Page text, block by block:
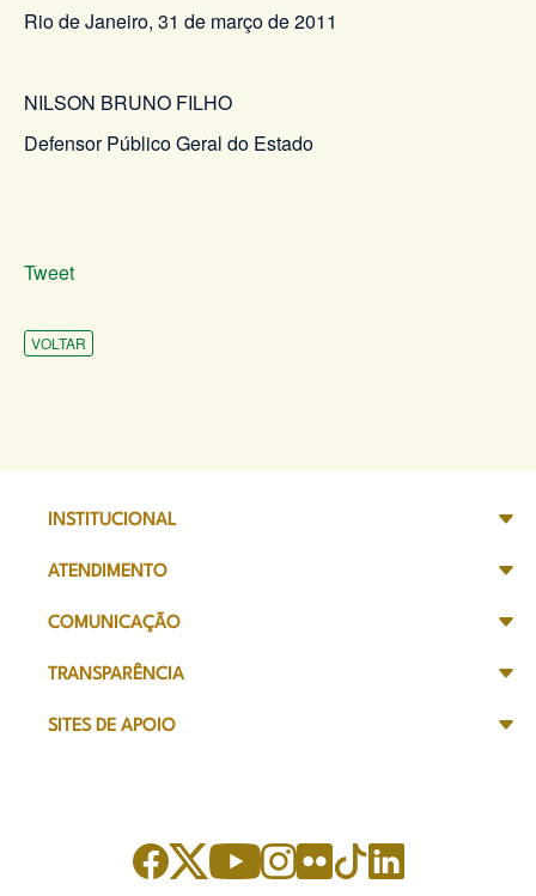
Rio de Janeiro, 31 de março de 2011
NILSON BRUNO FILHO
Defensor Público Geral do Estado
Tweet
VOLTAR
INSTITUCIONAL
ATENDIMENTO
COMUNICAÇÃO
TRANSPARÊNCIA
SITES DE APOIO